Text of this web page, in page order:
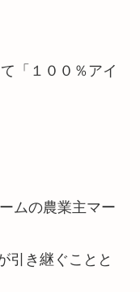
「１００％アイ
ムの農業主マー
引き継ぐことと